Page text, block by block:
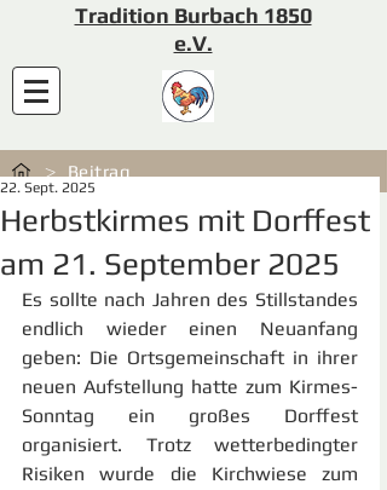
Tradition Burbach 1850
e.V.
> Beitrag
Herbstkirmes mit Dorffest
am 21. September 2025
22. Sept. 2025
Es sollte nach Jahren des Stillstandes
endlich wieder einen Neuanfang
geben: Die Ortsgemeinschaft in ihrer
neuen Aufstellung hatte zum Kirmes-
Sonntag ein großes Dorffest
organisiert. Trotz wetterbedingter
Risiken wurde die Kirchwiese zum